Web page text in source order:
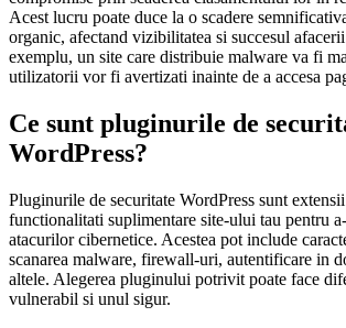
Acest lucru poate duce la o scadere
organic, afectand vizibilitatea si succesul
exemplu, un site care distribuie malware va fi
utilizatorii vor fi avertizati inainte de a accesa
Ce sunt pluginurile de
WordPress?
Pluginurile de securitate WordPress sunt
functionalitati suplimentare site-ului tau pentru
atacurilor cibernetice. Acestea pot include
scanarea malware, firewall-uri, autentificare in
altele. Alegerea pluginului potrivit poate face
vulnerabil si unul sigur.